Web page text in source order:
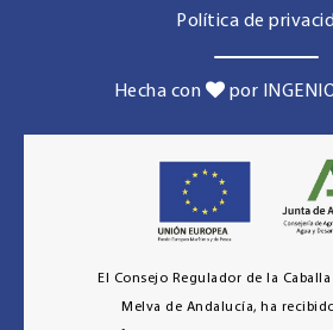
Política de
Hecha con por
El Consejo Regulador de la
Melva de Andalucía, ha